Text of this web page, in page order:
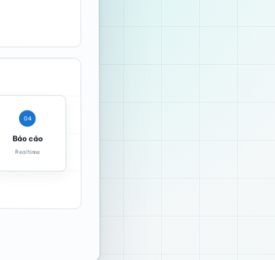
04
Báo cáo
Realtime